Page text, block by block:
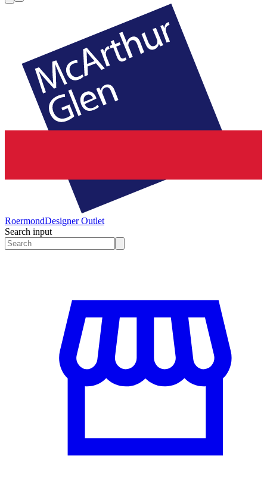
RoermondDesigner Outlet
Search input